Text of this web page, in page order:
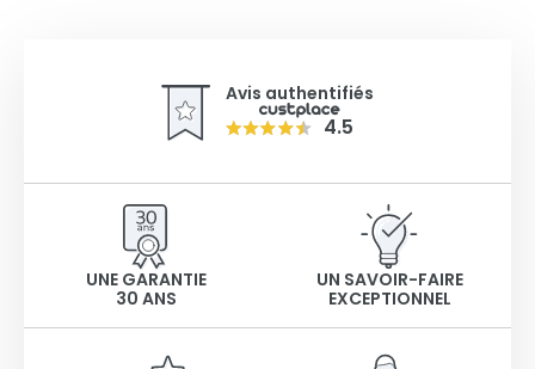
Avis authentifiés
4.5
UNE GARANTIE
30 ANS
UN SAVOIR-FAIRE
EXCEPTIONNEL